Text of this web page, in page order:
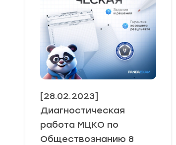
[28.02.2023]
Диагностическая
работа МЦКО по
Обществознанию 8